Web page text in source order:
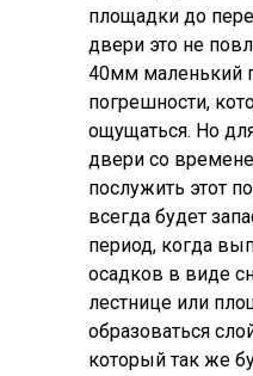
площадки до
двери это не
40мм маленький
погрешности,
ощущаться. Но
двери со
послужить этот
всегда будет
период, когда
осадков в виде
лестнице или
образоваться
который так же